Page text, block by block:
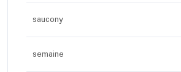
saucony
semaine